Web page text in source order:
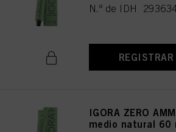
N.º de IDH
IGORA ZERO
medio natural 60
acepta el uso de cookies, así como el tratamiento de
para todos los fines antes mencionados. Si hace clic